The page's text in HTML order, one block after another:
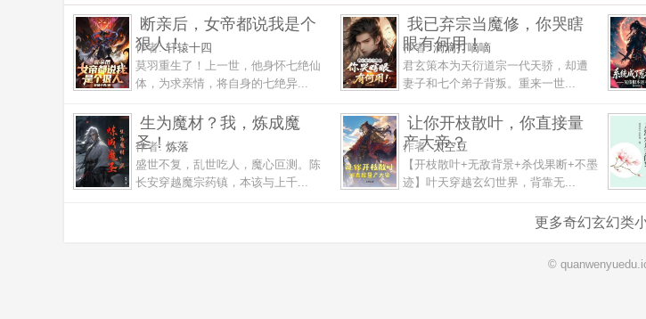
断亲后，女帝都说我是个
狠人！
作者:轩辕十四
莫羽重生了！上一世，他身怀七绝仙
体，为求亲情，将自身的七绝异...
我已弃宗当魔修，你哭瞎
眼有何用！
作者:滴滴打嘀嘀
君玄策本为天衍道宗一代天骄，却遭
妻子和七个弟子背叛。重来一世...
生为魔材？我，炼成魔
圣！
作者: 炼落
盛世不复，乱世吃人，魔心叵测。陈
长安穿越魔宗药镇，本该与上千...
让你开枝散叶，你直接量
产大帝？
作者:太空豆
【开枝散叶+无敌背景+杀伐果断+不墨
迹】叶天穿越玄幻世界，背靠无...
更多奇幻玄幻类
©